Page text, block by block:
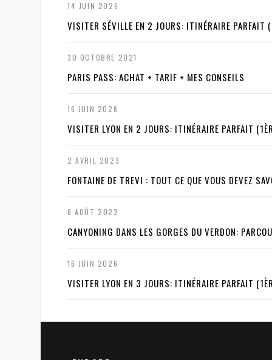
14 JUIN 2026
VISITER SÉVILLE EN 2 JOURS: ITINÉRAIRE PARFAIT
30 OCTOBRE 2021
PARIS PASS: ACHAT + TARIF + MES CONSEILS
16 JUIN 2026
VISITER LYON EN 2 JOURS: ITINÉRAIRE PARFAIT
2 AVRIL 2023
FONTAINE DE TREVI : TOUT CE QUE VOUS DEVEZ
6 AOÛT 2022
CANYONING DANS LES GORGES DU VERDON:
16 JUIN 2026
VISITER LYON EN 3 JOURS: ITINÉRAIRE PARFAIT